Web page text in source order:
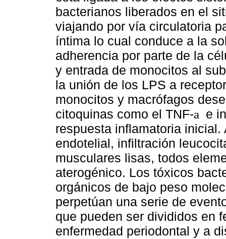
bacterianos liberados en el
viajando por vía circulatoria
íntima lo cual conduce a la
adherencia por parte de la
y entrada de monocitos al
la unión de los LPS a
monocitos y macrófagos
citoquinas como el TNF-a e
respuesta inflamatoria
endotelial, infiltración
musculares lisas, todos
aterogénico. Los tóxicos
orgánicos de bajo peso
perpetúan una serie de
que pueden ser divididos en
enfermedad periodontal y a